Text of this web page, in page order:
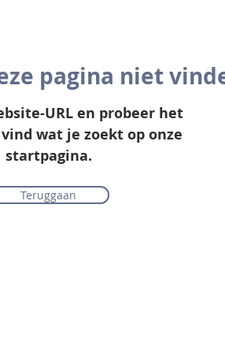
pagina niet
URL en probeer het
wat je zoekt op onze
startpagina.
Teruggaan